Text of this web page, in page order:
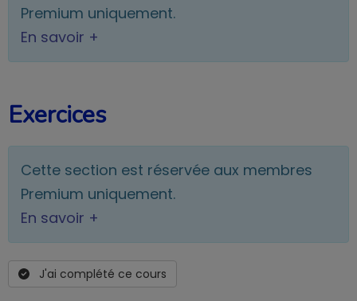
Premium uniquement.
En savoir +
Exercices
Cette section est réservée aux membres
Premium uniquement.
En savoir +
J'ai complété ce cours